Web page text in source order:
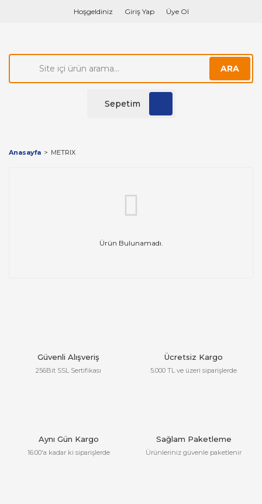
Hoşgeldiniz Giriş Yap Üye Ol
ARA
Sepetim
Anasayfa METRIX
Ürün Bulunamadı.
Güvenli Alışveriş
256Bit SSL Sertifikası
Ücretsiz Kargo
5.000 TL ve üzeri siparişlerde
Aynı Gün Kargo
16:00'a kadar ki siparişlerde
Sağlam Paketleme
Ürünleriniz güvenle paketlenir